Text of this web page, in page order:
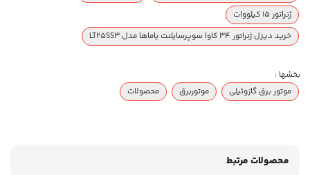
ژنراتور 15 کیلووات
خرید دیزل ژنراتور 34 کاوا سوپرسایلنت یاماها مدل LT25SS3
بخشها :
موتور برق گازوئیلی
موتوربرق محصولات
محصولات مرتبط